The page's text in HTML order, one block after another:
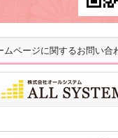
ムページに関するお問い合